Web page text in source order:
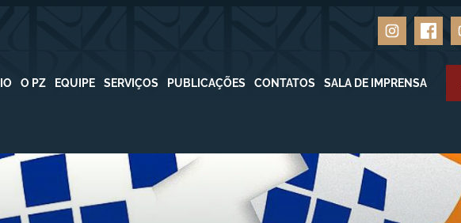
O PZ EQUIPE SERVIÇOS PUBLICAÇÕES CONTATOS SALA DE IMPRENSA